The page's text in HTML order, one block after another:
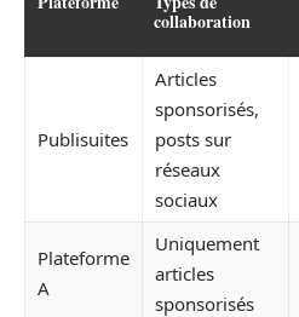
collaboration
Publisuites
Articles
sponsorisés,
posts sur
réseaux
sociaux
Plateforme
A
Uniquement
articles
sponsorisés